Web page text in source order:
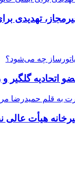
تهدیدی
هیأت